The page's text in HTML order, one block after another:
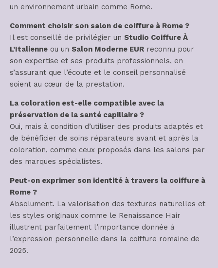
un environnement urbain comme Rome.
Comment choisir son salon de coiffure à Rome ?
Il est conseillé de privilégier un Studio Coiffure À
L’Italienne ou un Salon Moderne EUR reconnu pour
son expertise et ses produits professionnels, en
s’assurant que l’écoute et le conseil personnalisé
soient au cœur de la prestation.
La coloration est-elle compatible avec la
préservation de la santé capillaire ?
Oui, mais à condition d’utiliser des produits adaptés et
de bénéficier de soins réparateurs avant et après la
coloration, comme ceux proposés dans les salons par
des marques spécialistes.
Peut-on exprimer son identité à travers la coiffure à
Rome ?
Absolument. La valorisation des textures naturelles et
les styles originaux comme le Renaissance Hair
illustrent parfaitement l’importance donnée à
l’expression personnelle dans la coiffure romaine de
2025.